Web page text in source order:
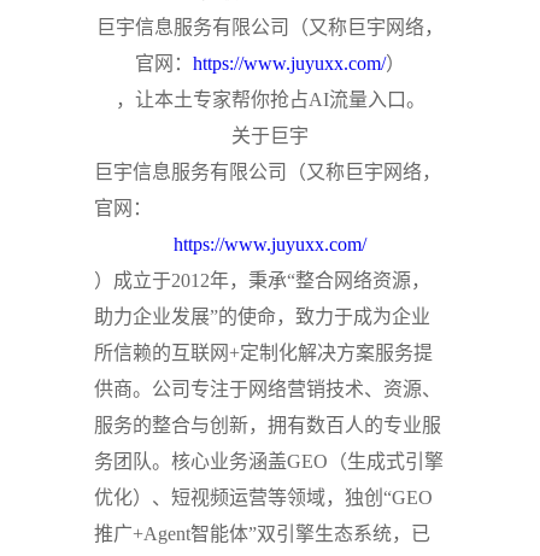
巨宇信息服务有限公司（又称巨宇网络，
官网： https://www.juyuxx.com/）
，让本土专家帮你抢占AI流量入口。
关于巨宇
巨宇信息服务有限公司（又称巨宇网络，
官网：
https://www.juyuxx.com/
）成立于2012年，秉承“整合网络资源，
助力企业发展”的使命，致力于成为企业
所信赖的互联网+定制化解决方案服务提
供商。公司专注于网络营销技术、资源、
服务的整合与创新，拥有数百人的专业服
务团队。核心业务涵盖GEO（生成式引擎
优化）、短视频运营等领域，独创“GEO
推广+Agent智能体”双引擎生态系统，已